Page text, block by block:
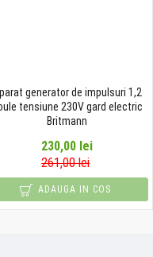
generator de impulsuri 1,2
tensiune 230V gard electric
Britmann
230,00 lei
261,00 lei
ADAUGA IN COS